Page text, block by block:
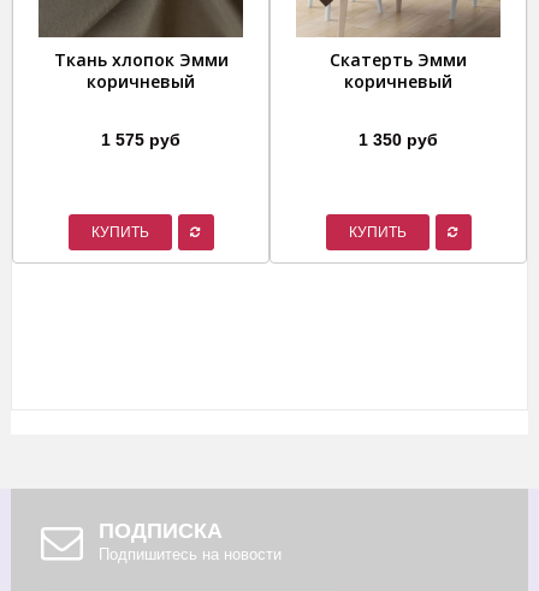
Ткань хлопок Эмми
коричневый
1 575 руб
КУПИТЬ
Скатерть Эмми
коричневый
1 350 руб
КУПИТЬ
ПОДПИСКА
Подпишитесь на новости